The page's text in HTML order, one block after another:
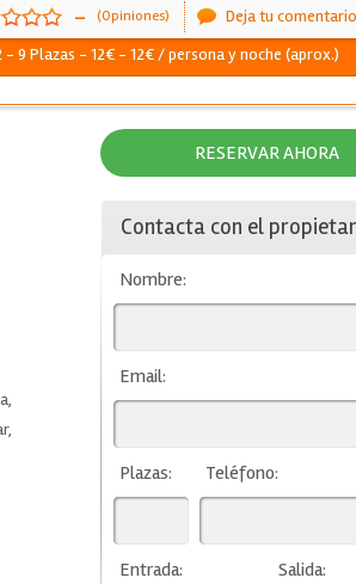
- (Opiniones)
Deja tu comentario
- 9 Plazas - 12€ - 12€ / persona y noche (aprox.)
RESERVAR AHORA
Contacta con el
Nombre:
Email:
Plazas: Teléfono:
Entrada: Salida: